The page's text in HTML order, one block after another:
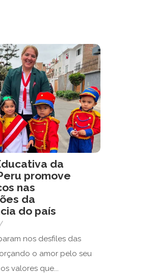
da
promove
nas
da
do país
nos desfiles das
o amor pelo seu
valores que...